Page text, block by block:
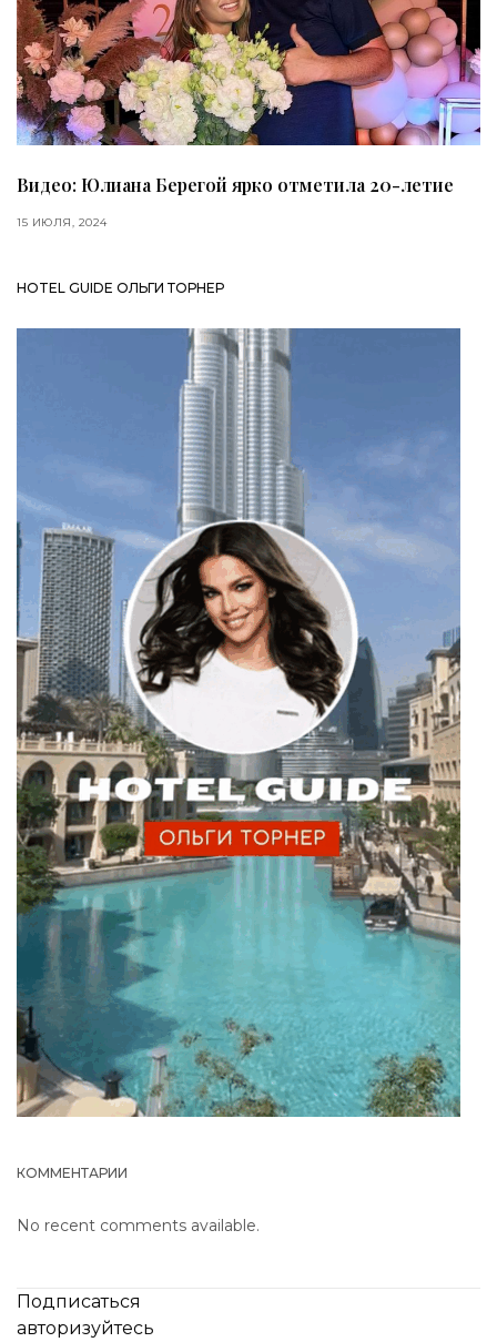
Видео: Юлиана Берегой ярко отметила 20-летие
15 ИЮЛЯ, 2024
HOTEL GUIDE ОЛЬГИ ТОРНЕР
КОММЕНТАРИИ
No recent comments available.
Подписаться
авторизуйтесь